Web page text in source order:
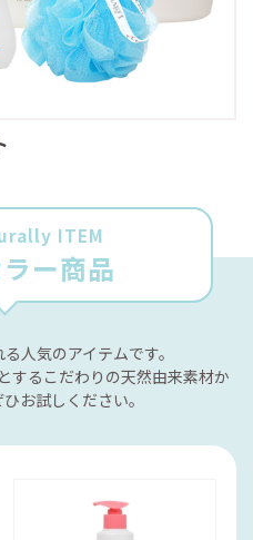
ITEM
ー商品
人気のアイテムです。
するこだわりの天然由来素材か
お試しください。